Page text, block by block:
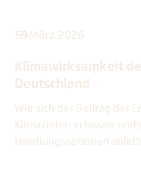
17. März 2026
Klimawirksamkeit
Deutschland
Wie sich der Beitrag der
Klimazielen erfassen und
Handlungsoptionen